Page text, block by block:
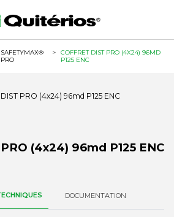
SAFETYMAX®
PRO
>
COFFRET DIST PRO (4X24) 96MD
P125 ENC
(4x24) 96md P125 ENC
DOCUMENTATION